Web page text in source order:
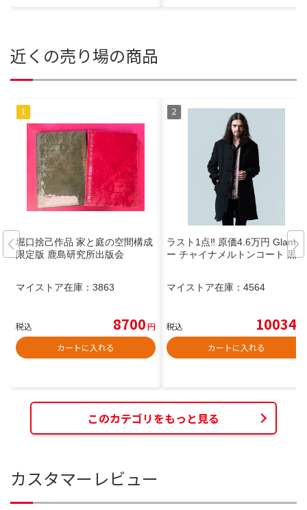
近くの売り場の商品
堀口捨己作品 家と庭の空間構成
限定版 鹿島研究所出版会
マイストア在庫： 3863
税込 8700円
カートに入れる
ラスト1点‼️ 原価4.6万円 Glamb
ー チャイナメルトンコート 黒
マイストア在庫： 4564
税込 10034
カートに入れる
このカテゴリをもっと見る
カスタマーレビュー